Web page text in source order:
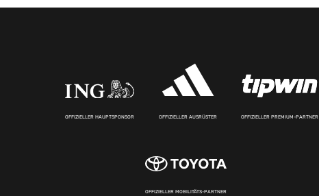
OFFIZIELLER HAUPTSPONSOR OFFIZIELLER AUSRÜSTER OFFIZIELLER PREMIUM-PARTNER
OFFIZIELLER MOBILITÄTS-PARTNER